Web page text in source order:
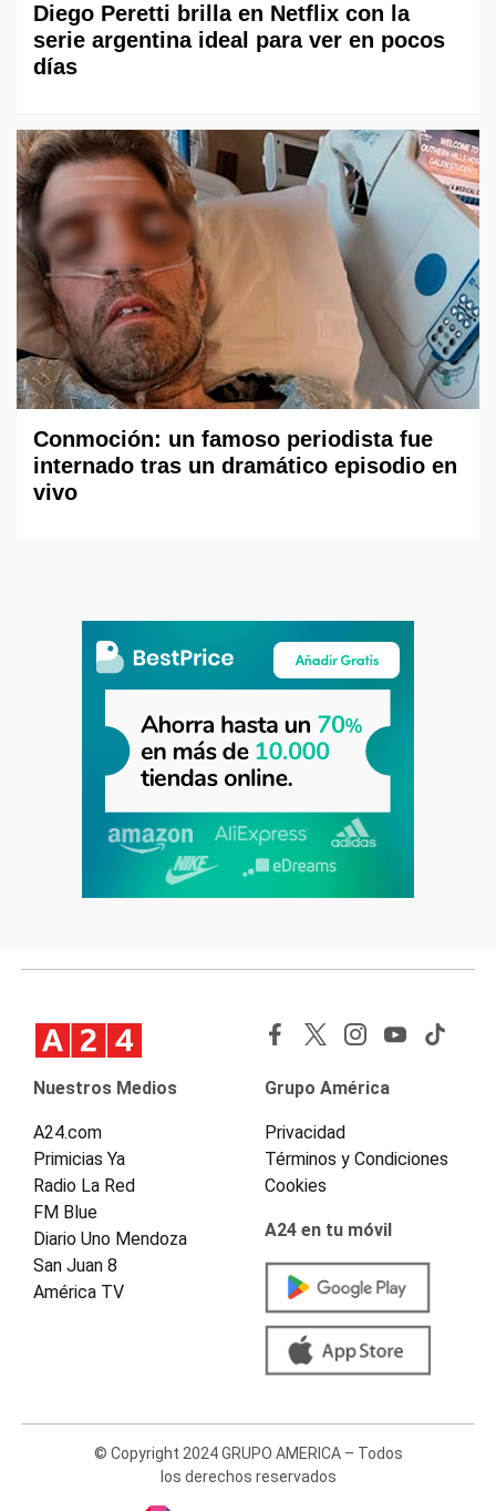
Diego Peretti brilla en Netflix con la
serie argentina ideal para ver en pocos
días
Conmoción: un famoso periodista fue
internado tras un dramático episodio en
vivo
Nuestros Medios
A24.com
Primicias Ya
Radio La Red
FM Blue
Diario Uno Mendoza
San Juan 8
América TV
Grupo América
Privacidad
Términos y Condiciones
Cookies
A24 en tu móvil
© Copyright 2024 GRUPO AMERICA – Todos
los derechos reservados